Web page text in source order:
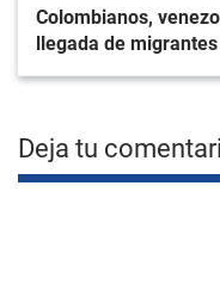
Colombianos,
llegada de migrantes
Deja tu